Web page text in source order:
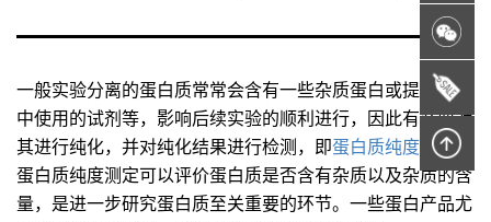
一般实验分离的蛋白质常常会含有一些杂质蛋白或提取步骤
中使用的试剂等，影响后续实验的顺利进行，因此有必要对
其进行纯化，并对纯化结果进行检测，即蛋白质纯度测定。
蛋白质纯度测定可以评价蛋白质是否含有杂质以及杂质的含
量，是进一步研究蛋白质至关重要的环节。一些蛋白产品尤